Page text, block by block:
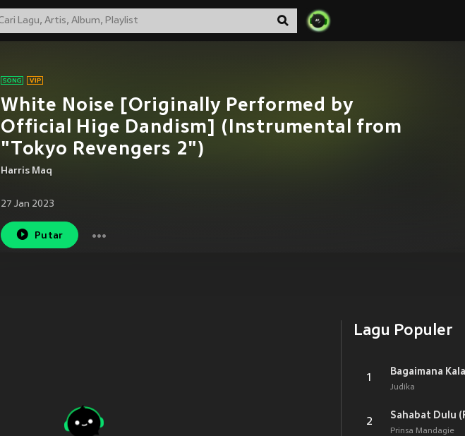
White Noise [Originally Performed by
Official Hige Dandism] (Instrumental from
"Tokyo Revengers 2")
Harris Maq
27 Jan 2023
Putar
Lagu Populer
1
Bagaimana
Judika
2
Sahabat Dulu
Prinsa Mandagie